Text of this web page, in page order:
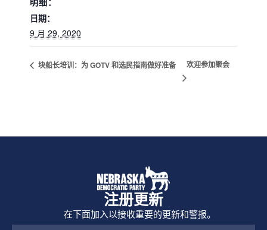
日期：
9 月 29, 2020
块船长培训：为 GOTV 和选民指南做好准备 欢迎参加聚会
注册更新
在下面加入以接收重要的更新和警报。